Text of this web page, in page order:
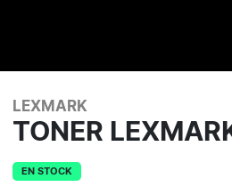
LEXMARK
TONER
EN STOCK